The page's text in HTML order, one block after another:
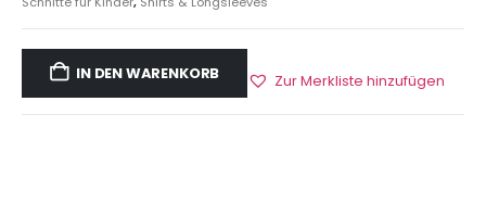
IN DEN WARENKORB Zur Merkliste hinzufügen